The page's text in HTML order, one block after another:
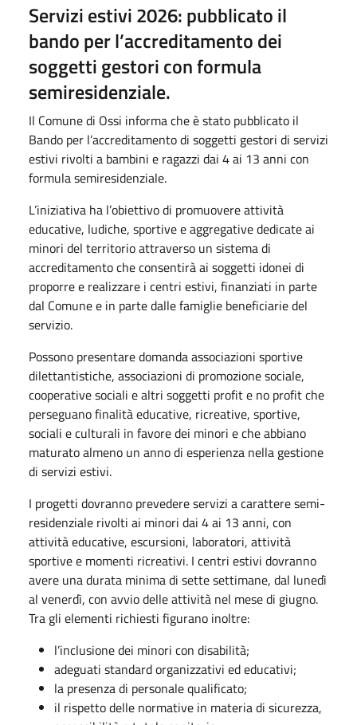
Servizi estivi 2026: pubblicato il
bando per l’accreditamento dei
soggetti gestori con formula
semiresidenziale.
Il Comune di Ossi informa che è stato pubblicato il
Bando per l’accreditamento di soggetti gestori di servizi
estivi rivolti a bambini e ragazzi dai 4 ai 13 anni con
formula semiresidenziale.
L’iniziativa ha l’obiettivo di promuovere attività
educative, ludiche, sportive e aggregative dedicate ai
minori del territorio attraverso un sistema di
accreditamento che consentirà ai soggetti idonei di
proporre e realizzare i centri estivi, finanziati in parte
dal Comune e in parte dalle famiglie beneficiarie del
servizio.
Possono presentare domanda associazioni sportive
dilettantistiche, associazioni di promozione sociale,
cooperative sociali e altri soggetti profit e no profit che
perseguano finalità educative, ricreative, sportive,
sociali e culturali in favore dei minori e che abbiano
maturato almeno un anno di esperienza nella gestione
di servizi estivi.
I progetti dovranno prevedere servizi a carattere semi-
residenziale rivolti ai minori dai 4 ai 13 anni, con
attività educative, escursioni, laboratori, attività
sportive e momenti ricreativi. I centri estivi dovranno
avere una durata minima di sette settimane, dal lunedì
al venerdì, con avvio delle attività nel mese di giugno.
Tra gli elementi richiesti figurano inoltre:
l’inclusione dei minori con disabilità;
adeguati standard organizzativi ed educativi;
la presenza di personale qualificato;
il rispetto delle normative in materia di sicurezza,